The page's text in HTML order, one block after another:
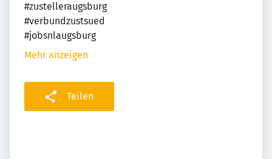
#zustelleraugsburg
#verbundzustsued
#jobsnlaugsburg
Mehr anzeigen
Teilen